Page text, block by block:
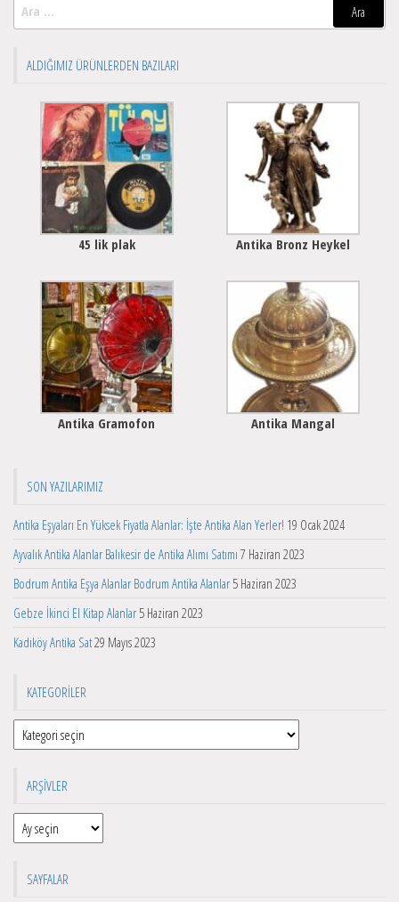
ALDIĞIMIZ ÜRÜNLERDEN BAZILARI
45 lik plak Antika Bronz Heykel
Antika Gramofon Antika Mangal
SON YAZILARIMIZ
Antika Eşyaları En Yüksek Fiyatla Alanlar: İşte Antika Alan Yerler! 19 Ocak 2024
Ayvalık Antika Alanlar Balıkesir de Antika Alımı Satımı 7 Haziran 2023
Bodrum Antika Eşya Alanlar Bodrum Antika Alanlar 5 Haziran 2023
Gebze İkinci El Kitap Alanlar 5 Haziran 2023
Kadıköy Antika Sat29 Mayıs 2023
KATEGORILER
Kategoriler
ARŞIVLER
Arşivler
SAYFALAR